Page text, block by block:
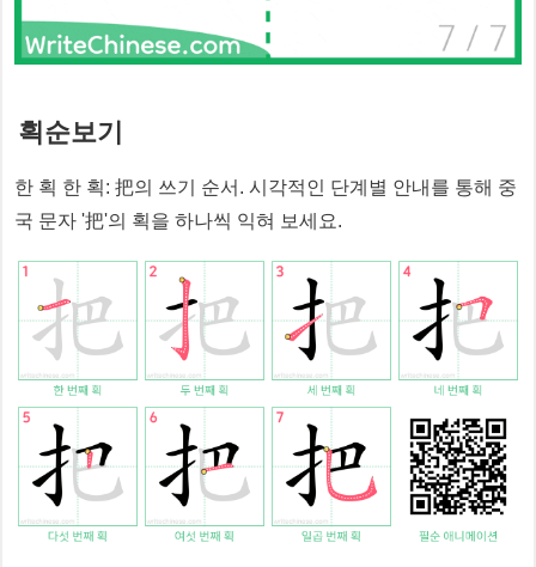
획순보기
한 획 한 획: 把의 쓰기 순서. 시각적인 단계별 안내를 통해 중
국 문자 '把'의 획을 하나씩 익혀 보세요.